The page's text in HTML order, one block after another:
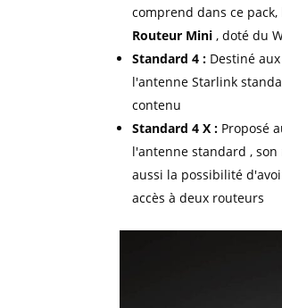
comprend dans ce
Routeur Mini , doté du
Standard 4 : Destiné
l'antenne Starlink
contenu
Standard 4 X : Proposé
l'antenne standard ,
aussi la possibilité
accès à deux routeurs